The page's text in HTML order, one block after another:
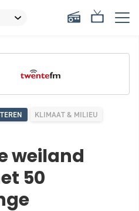
KLIMAAT & MILIEU
weiland
50